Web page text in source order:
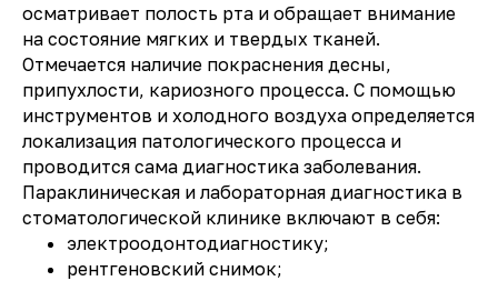
осматривает полость рта и обращает внимание
на состояние мягких и твердых тканей.
Отмечается наличие покраснения десны,
припухлости, кариозного процесса. С помощью
инструментов и холодного воздуха определяется
локализация патологического процесса и
проводится сама диагностика заболевания.
Параклиническая и лабораторная диагностика в
стоматологической клинике включают в себя:
электроодонтодиагностику;
рентгеновский снимок;